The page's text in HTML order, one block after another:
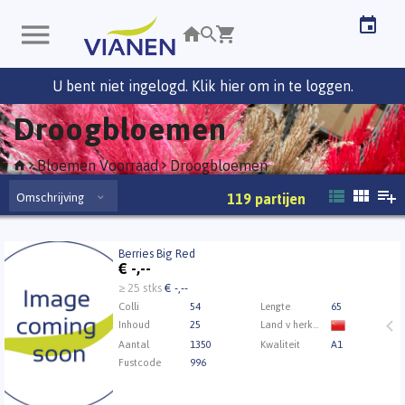
U bent niet ingelogd. Klik hier om in te loggen.
Droogbloemen
Bloemen Voorraad Droogbloemen
Omschrijving 119 partijen
Berries Big Red
€ -,--
≥ 25 stks€ -,--
Colli 54 Lengte
65
Inhoud
25
Aantal
1350 Kwaliteit
A1
Fustcode
996
Berries Big Red
U moet ingelogd zijn om te kunnen kopen.
om in te loggen.